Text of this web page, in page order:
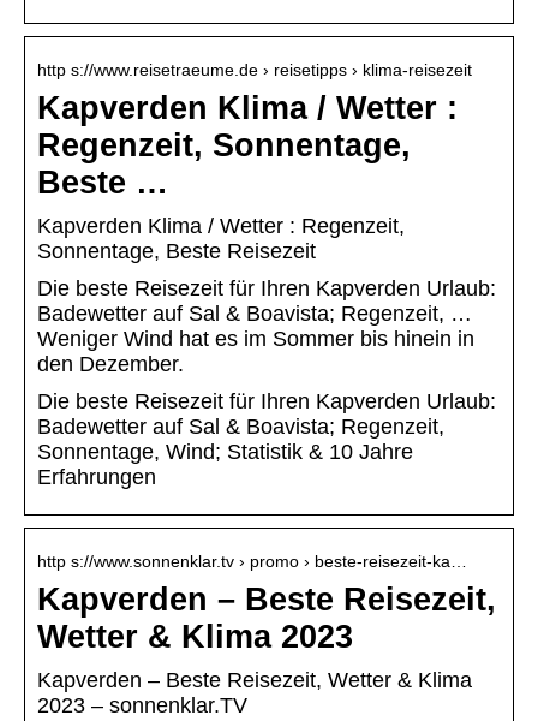
http s://www.reisetraeume.de › reisetipps › klima-reisezeit
Kapverden Klima / Wetter :
Regenzeit, Sonnentage,
Beste …
Kapverden Klima / Wetter : Regenzeit,
Sonnentage, Beste Reisezeit
Die beste Reisezeit für Ihren Kapverden Urlaub:
Badewetter auf Sal & Boavista; Regenzeit, …
Weniger Wind hat es im Sommer bis hinein in
den Dezember.
Die beste Reisezeit für Ihren Kapverden Urlaub:
Badewetter auf Sal & Boavista; Regenzeit,
Sonnentage, Wind; Statistik & 10 Jahre
Erfahrungen
http s://www.sonnenklar.tv › promo › beste-reisezeit-ka…
Kapverden – Beste Reisezeit,
Wetter & Klima 2023
Kapverden – Beste Reisezeit, Wetter & Klima
2023 – sonnenklar.TV